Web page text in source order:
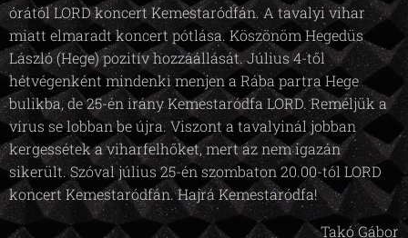
órától LORD koncert Kemestaródfán. A tavalyi vihar
miatt elmaradt koncert pótlása. Köszönöm Hegedüs
László (Hege) pozitív hozzáállását. Július 4-től
hétvégenként mindenki menjen a Rába partra Hege
bulikba, de 25-én irány Kemestaródfa LORD. Reméljük a
vírus se lobban be újra. Viszont a tavalyinál jobban
kergessétek a viharfelhőket, mert az nem igazán
sikerült. Szóval július 25-én szombaton 20.00-tól LORD
koncert Kemestaródfán. Hajrá Kemestaródfa!
Takó Gábor